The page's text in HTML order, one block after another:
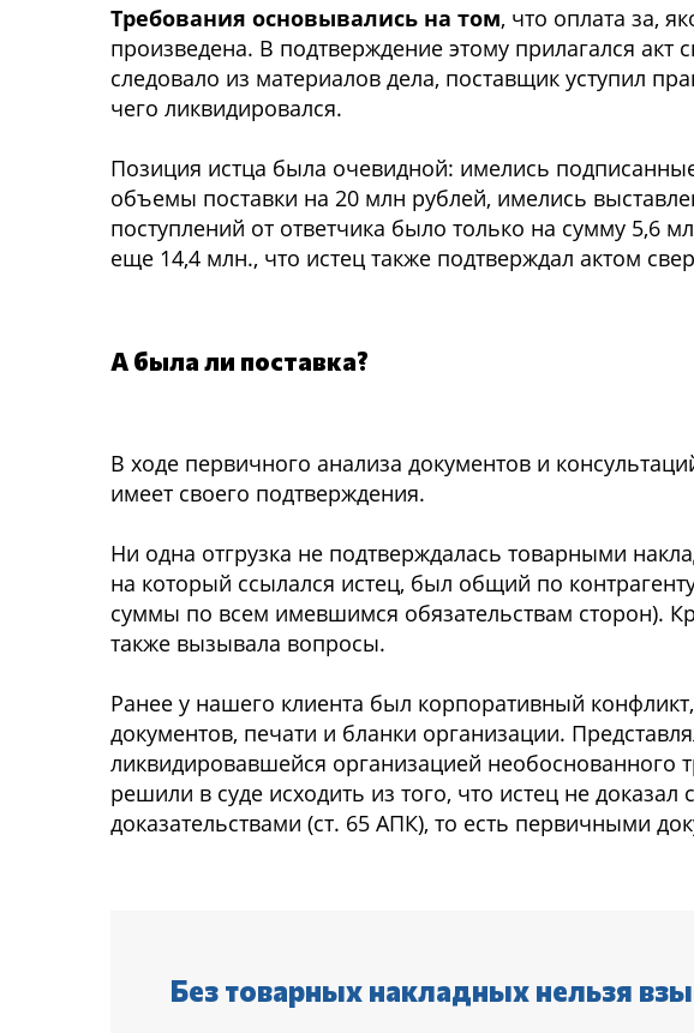
Требования основывались на том, что оплата за,
произведена. В подтверждение этому прилагался
следовало из материалов дела, поставщик уступил
чего ликвидировался.
Позиция истца была очевидной: имелись
объемы поставки на 20 млн рублей, имелись
поступлений от ответчика было только на сумму 5,6
еще 14,4 млн., что истец также подтверждал актом
А была ли поставка?
В ходе первичного анализа документов и
имеет своего подтверждения.
Ни одна отгрузка не подтверждалась товарными
на который ссылался истец, был общий по
суммы по всем имевшимся обязательствам сторон).
также вызывала вопросы.
Ранее у нашего клиента был корпоративный
документов, печати и бланки организации.
ликвидировавшейся организацией
решили в суде исходить из того, что истец не
доказательствами (ст. 65 АПК), то есть первичными
Без товарных накладных нельзя